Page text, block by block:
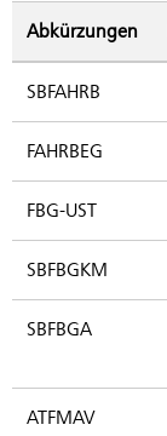
Abkürzungen
SBFAHRB
FAHRBEG
FBG-UST
SBFBGKM
SBFBGA
ATFMAV